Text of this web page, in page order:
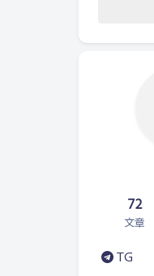
72
文章
TG